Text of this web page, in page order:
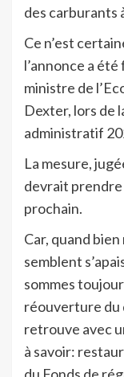
des carburants
Ce n’est
l’annonce a
ministre de
Dexter, lors de
administratif
La mesure,
devrait
prochain.
Car, quand
semblent
sommes
réouverture du
retrouve avec
à savoir: